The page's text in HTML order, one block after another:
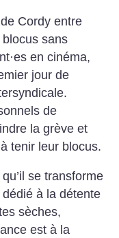
Cordy entre
sans
·es en cinéma,
jour de
de
la grève et
tenir leur blocus.
se transforme
à la détente
sèches,
est à la